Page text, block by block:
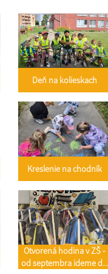
Deň na kolieskach
Kreslenie na chodník
Otvorená hodina v ZŠ -
od septembra ideme do